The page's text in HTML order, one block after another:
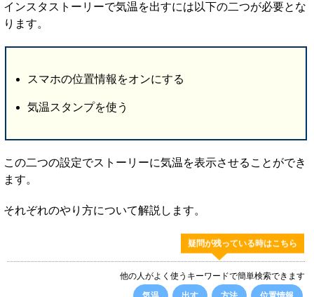
インスタストーリーで気温を出すには以下の二つが必要とな
ります。
スマホの位置情報をオンにする
気温スタンプを使う
この二つの設定でストーリーに気温を表示させることができ
ます。
それぞれのやり方について解説します。
疑問が残っている時はこちら
他の人がよく使うキーワードで簡単検索できます